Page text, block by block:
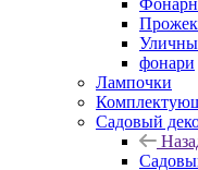
фонари
Лампочки
Садовый